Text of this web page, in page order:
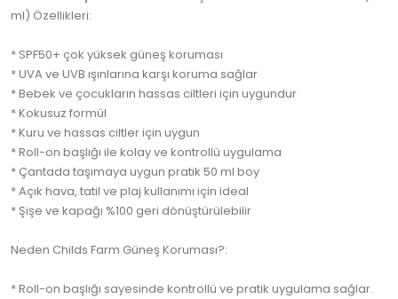
ml) Özellikleri:
* SPF50+ çok yüksek güneş koruması
* UVA ve UVB ışınlarına karşı koruma sağlar
* Bebek ve çocukların hassas ciltleri için uygundur
* Kokusuz formül
* Kuru ve hassas ciltler için uygun
* Roll-on başlığı ile kolay ve kontrollü uygulama
* Çantada taşımaya uygun pratik 50 ml boy
* Açık hava, tatil ve plaj kullanımı için ideal
* Şişe ve kapağı %100 geri dönüştürülebilir
Neden Childs Farm Güneş Koruması?:
* Roll-on başlığı sayesinde kontrollü ve pratik uygulama sağlar.